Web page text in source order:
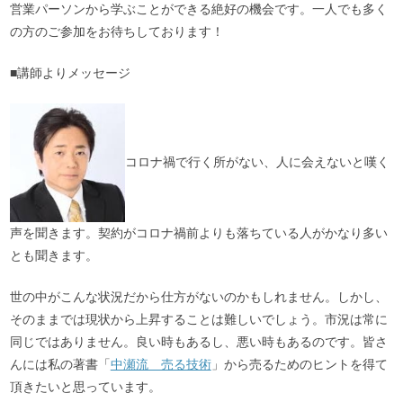
営業パーソンから学ぶことができる絶好の機会です。一人でも多く
の方のご参加をお待ちしております！
■講師よりメッセージ
コロナ禍で行く所がない、人に会えないと嘆く
声を聞きます。契約がコロナ禍前よりも落ちている人がかなり多い
とも聞きます。
世の中がこんな状況だから仕方がないのかもしれません。しかし、
そのままでは現状から上昇することは難しいでしょう。市況は常に
同じではありません。良い時もあるし、悪い時もあるのです。皆さ
んには私の著書「中瀬流 売る技術」から売るためのヒントを得て
頂きたいと思っています。